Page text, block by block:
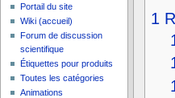
1
Portail du site
Wiki (accueil)
Forum de discussion
scientifique
Étiquettes pour produits
Toutes les catégories
Animations